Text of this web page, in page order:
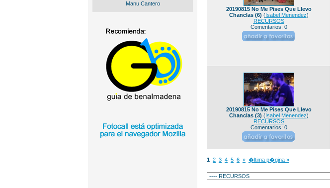
Manu Cantero
20190815 No Me Pises Que Llevo
Chanclas (6) (Isabel Menendez)
RECURSOS
Comentarios: 0
20190815 No Me Pises Que Llevo
Chanclas (3) (Isabel Menendez)
RECURSOS
Comentarios: 0
1 2 3 4 5 6 » �ltima p�gina »